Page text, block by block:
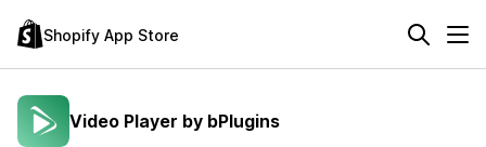
Shopify App Store
Video Player by bPlugins